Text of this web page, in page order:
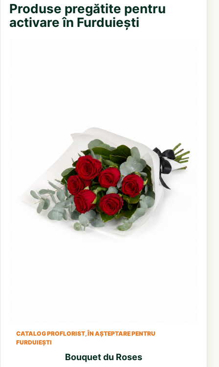
Produse pregătite pentru
activare în Furduiești
CATALOG PROFLORIST, ÎN AȘTEPTARE PENTRU
FURDUIEȘTI
Bouquet du Roses